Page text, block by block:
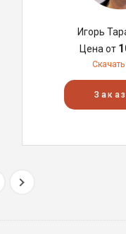
Игорь
Цена от